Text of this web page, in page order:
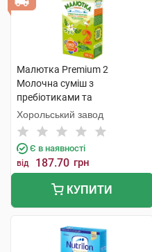
Малютка Premium 2
Молочна суміш з
пребіотиками та
нуклеотидами від 6 до 12
місяців 350 г 1 коробка
Хорольський завод
Є в наявності
від 187.70 грн
КУПИТИ